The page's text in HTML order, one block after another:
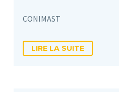
CONIMAST
LIRE LA SUITE